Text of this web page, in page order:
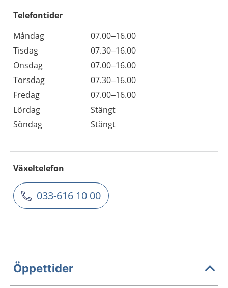
Telefontider
Måndag
07.00–16.00
Tisdag
07.30–16.00
Onsdag
07.00–16.00
Torsdag
07.30–16.00
Fredag
07.00–16.00
Lördag
Stängt
Söndag
Stängt
Växeltelefon
033-616 10 00
Öppettider